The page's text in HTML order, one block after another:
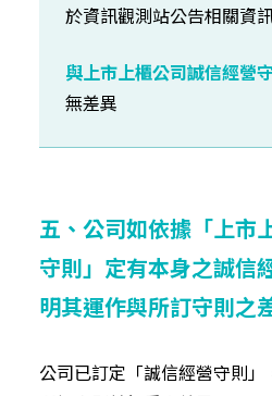
於資訊觀測站公告相關資
無差異
五、公司如依據「上市
守則」定有本身之誠信
明其運作與所訂守則之
公司已訂定「誠信經營守則